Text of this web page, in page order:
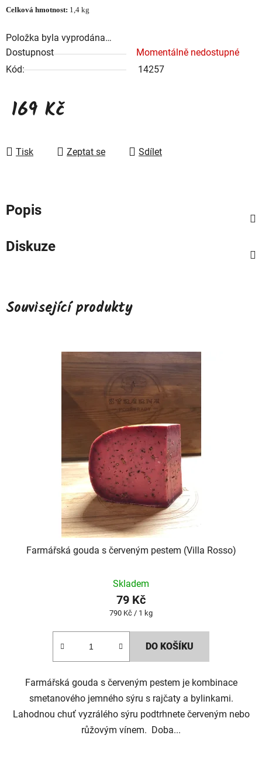
Celková hmotnost: 1,4 kg
Položka byla vyprodána…
Dostupnost
Momentálně nedostupné
Kód:
14257
169 Kč
Tisk
Zeptat se Sdílet
Popis
Diskuze
Související produkty
Farmářská gouda s červeným pestem (Villa Rosso)
Skladem
79 Kč
Měrná
790 Kč / 1 kg
DO KOŠÍKU
Farmářská gouda s červeným pestem je kombinace
smetanového jemného sýru s rajčaty a bylinkami.
Lahodnou chuť vyzrálého sýru podtrhnete červeným nebo
růžovým vínem. Doba...